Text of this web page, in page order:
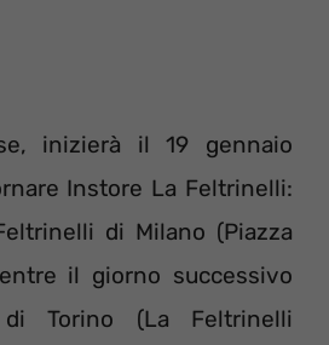
inizierà il 19 gennaio
Instore La Feltrinelli:
di Milano (Piazza
il giorno successivo
Torino (La Feltrinelli